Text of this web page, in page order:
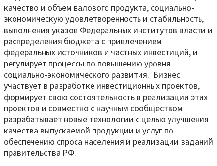
качество и объем валового продукта, социально-
экономическую удовлетворенность и стабильность,
выполнения указов Федеральных институтов власти и
распределения бюджета с привлечением
федеральных источников и частных инвестиций, и
регулирует процессы по повышению уровня
социально-экономического развития. Бизнес
участвует в разработке инвестиционных проектов,
формирует свою состоятельность в реализации этих
проектов и совместно с научным сообществом
разрабатывает новые технологии с целью улучшения
качества выпускаемой продукции и услуг по
обеспечению спроса населения и реализации заданий
правительства РФ.